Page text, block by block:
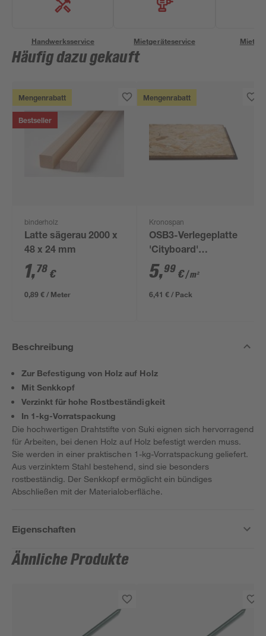
Handwerksservice Mietgeräteservice
Häufig dazu gekauft
Mengenrabatt
Bestseller
binderholz
Latte sägerau 2000 x
48 x 24 mm
1,78 €
0,89 € / Meter
Mengenrabatt
Kronospan
OSB3-Verlegeplatte
'Cityboard'
ungeschliffen 1690 x
634 x 12 mm
5,99 €/ m²
6,41 € / Pack
Beschreibung
Zur Befestigung von Holz auf Holz
Mit Senkkopf
Verzinkt für hohe Rostbeständigkeit
In 1-kg-Vorratspackung
Die hochwertigen Drahtstifte von Suki eignen sich hervorragend
für Arbeiten, bei denen Holz auf Holz befestigt werden muss.
Sie werden in einer praktischen 1-kg-Vorratspackung geliefert.
Aus verzinktem Stahl bestehend, sind sie besonders
rostbeständig. Der Senkkopf ermöglicht ein bündiges
Abschließen mit der Materialoberfläche.
Eigenschaften
Ähnliche Produkte